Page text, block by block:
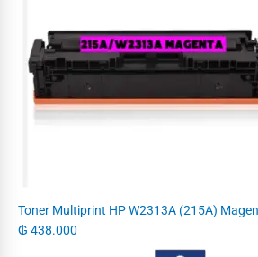
Toner Multiprint HP W2313A (215A)
₲ 438.000